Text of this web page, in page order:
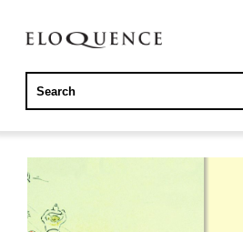
ELOQUENCE
CLASSICS